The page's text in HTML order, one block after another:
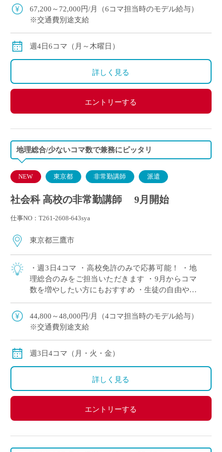
授業をしたい方におすすめ
67,200～72,000円/月（6コマ担当時のモデル給与）
※交通費別途支給
週4日6コマ（月～木曜日）
詳しく見る
エントリーする
地理総合/少ないコマ数で兼務にピッタリ
NEW 東京都 非常勤講師 派遣
社会科 高校の非常勤講師 9月開始
仕事NO：T261-2608-643sya
東京都三鷹市
・週3日4コマ ・高校免許のみで応募可能！ ・地
理総合のみをご担当いただきます ・9月からコマ
数を増やしたい方にもおすすめ ・生徒の自由や個
44,800～48,000円/月（4コマ担当時のモデル給与）
※交通費別途支給
週3日4コマ（月・火・金）
詳しく見る
エントリーする